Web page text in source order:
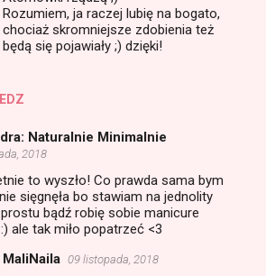
Rozumiem, ja raczej lubię na bogato,
chociaż skromniejsze zdobienia też
będą się pojawiały ;) dzięki!
Naturalnie Minimalnie
2018
to wyszło! Co prawda sama bym
sięgnęła bo stawiam na jednolity
bądź robię sobie manicure
ale tak miło popatrzeć <3
MaliNaila 09 listopada, 2018